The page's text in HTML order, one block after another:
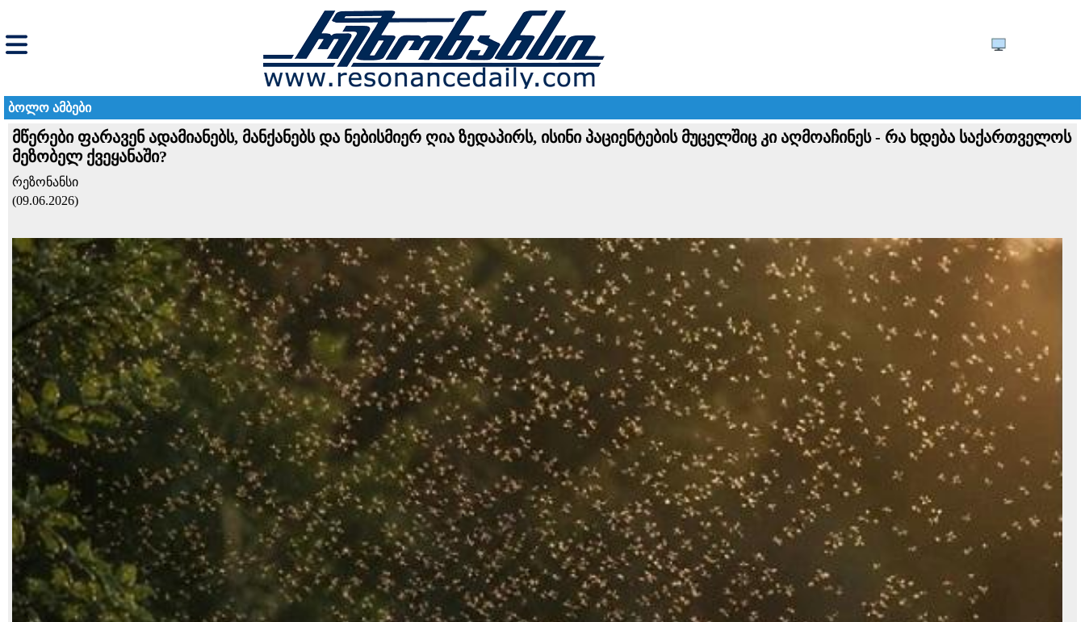
ბოლო ამბები
მწერები ფარავენ ადამიანებს, მანქანებს და ნებისმიერ ღია ზედაპირს, ისინი პაციენტების მუცელშიც კი აღმოაჩინეს - რა ხდება საქართველოს
მეზობელ ქვეყანაში?
რეზონანსი
(09.06.2026)